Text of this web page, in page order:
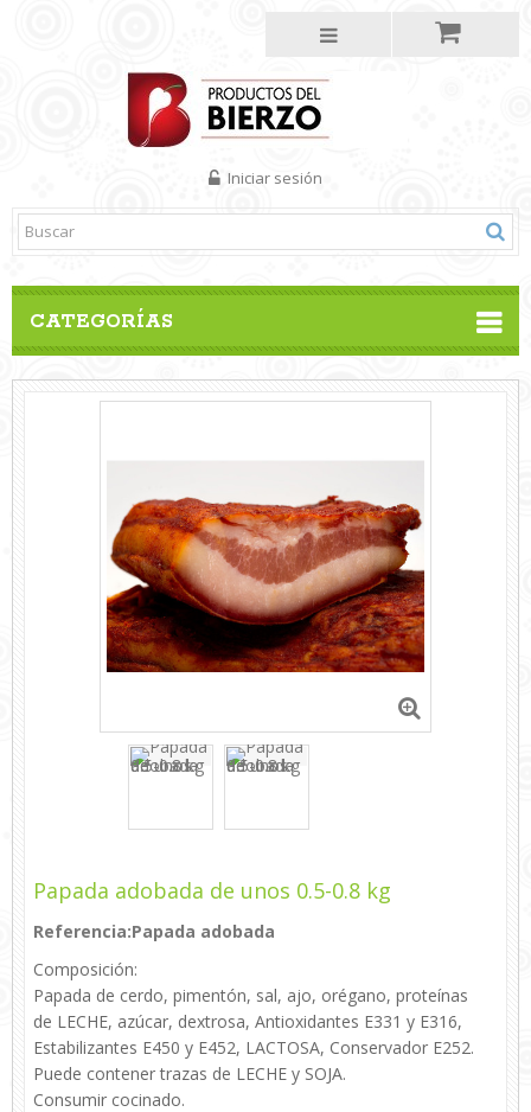
CATEGORÍAS
Iniciar sesión
Papada adobada de unos 0.5-0.8 kg
Referencia:Papada adobada
Composición:
Papada de cerdo, pimentón, sal, ajo, orégano, proteínas
de LECHE, azúcar, dextrosa, Antioxidantes E331 y E316,
Estabilizantes E450 y E452, LACTOSA, Conservador E252.
Puede contener trazas de LECHE y SOJA.
Consumir cocinado.